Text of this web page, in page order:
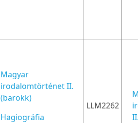
Magyar
irodalomtörténet II.
(barokk)
Hagiográfia
LLM2262